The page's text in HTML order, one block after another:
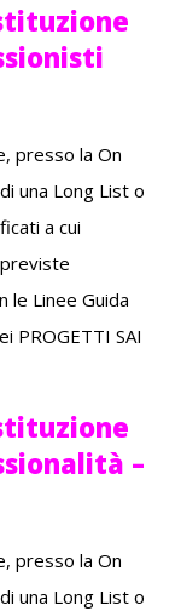
presso la On
una Long List o
a cui
le Linee Guida
PROGETTI SAI
–
presso la On
una Long List o